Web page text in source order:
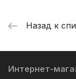
Назад к
Интернет-